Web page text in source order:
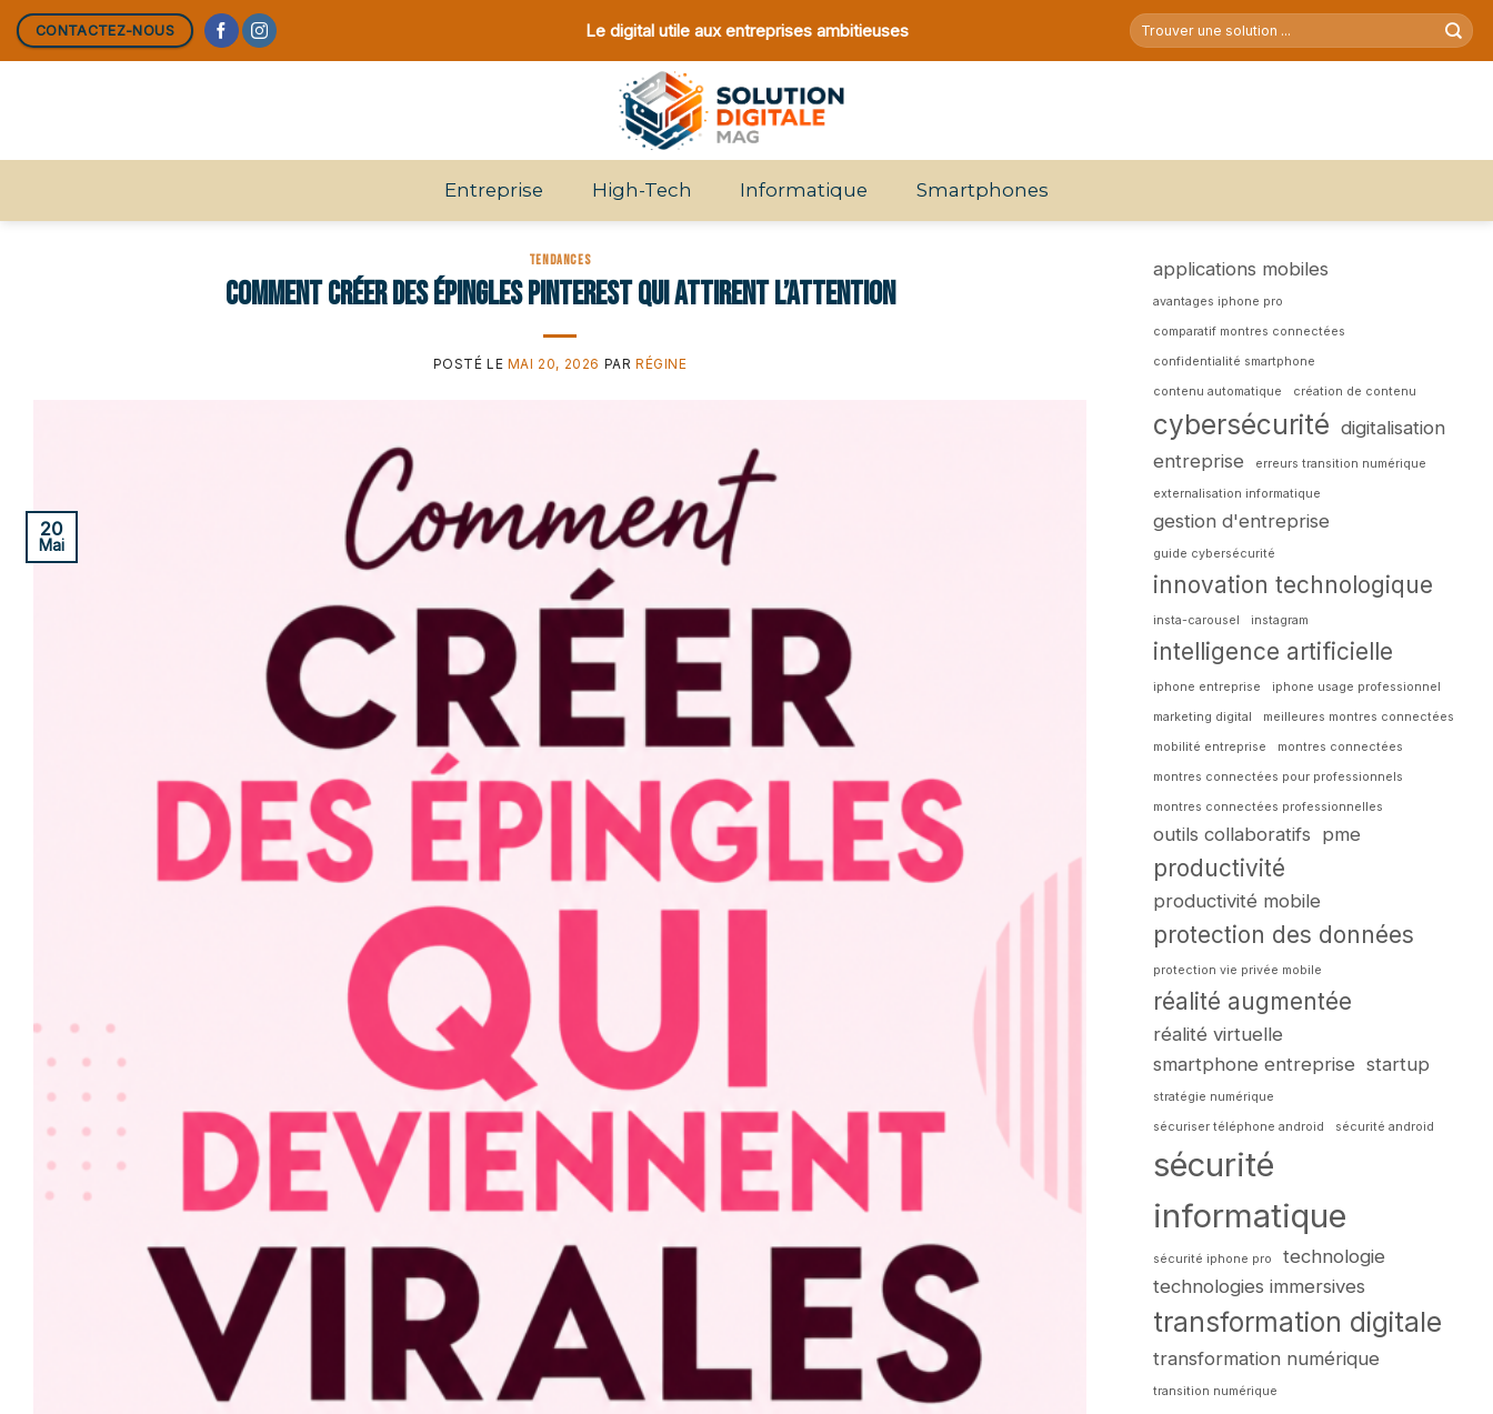
Skip
CONTACTEZ-NOUS Le digital utile aux entreprises ambitieuses
Entreprise High-Tech Informatique Smartphones
TENDANCES
Comment créer des épingles Pinterest qui attirent l’attention
POSTÉ LE MAI 20, 2026 PAR RÉGINE
20
Mai
applications mobiles
avantages iphone pro
comparatif montres connectées
confidentialité smartphone
contenu automatique création de contenu
cybersécurité digitalisation
entreprise
erreurs transition numérique
externalisation informatique
gestion d'entreprise
guide cybersécurité
innovation technologique
insta-carousel instagram
intelligence artificielle
iphone entreprise iphone usage professionnel
marketing digital meilleures montres connectées
mobilité entreprise montres connectées
montres connectées pour professionnels
montres connectées professionnelles
outils collaboratifs pme
productivité
productivité mobile
protection des données
protection vie privée mobile
réalité augmentée
réalité virtuelle
smartphone entreprise startup
stratégie numérique
sécuriser téléphone android sécurité android
sécurité
informatique
sécurité iphone pro
technologie
technologies immersives
transformation digitale
transformation numérique
transition numérique